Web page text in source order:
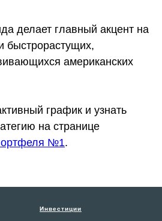
делает главный акцент на
быстрорастущих,
американских
график и узнать
на странице
№1.
Инвестиции